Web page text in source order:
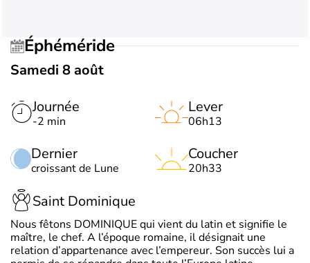
Éphéméride
Samedi 8 août
Journée
-2 min
Dernier
croissant de Lune
Lever
06h13
Coucher
20h33
Saint Dominique
Nous fêtons DOMINIQUE qui vient du latin et signifie le
maître, le chef. A l’époque romaine, il désignait une
relation d’appartenance avec l’empereur. Son succès lui a